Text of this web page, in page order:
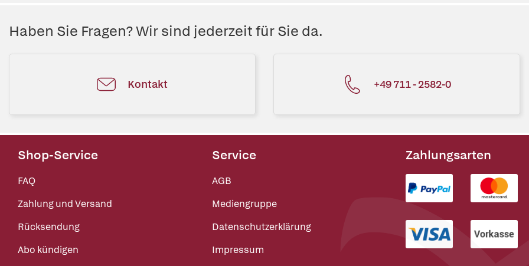
Haben Sie Fragen? Wir sind jederzeit für Sie da.
Kontakt +49 711 - 2582-0
Shop-Service
FAQ
Zahlung und Versand
Rücksendung
Abo kündigen
Service
AGB
Mediengruppe
Datenschutzerklärung
Impressum
Zahlungsarten